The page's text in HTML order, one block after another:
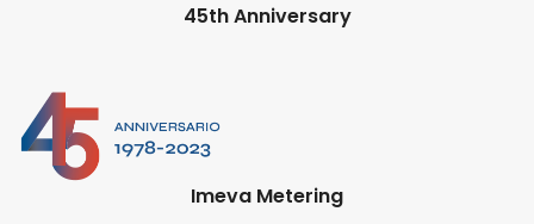
45th Anniversary
Imeva Metering